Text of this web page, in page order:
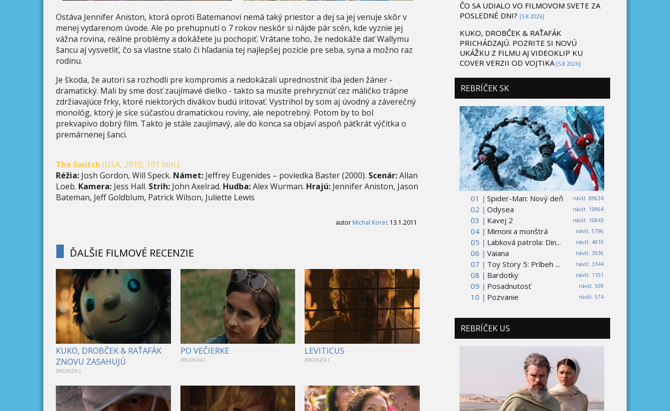
Ostáva Jennifer Aniston, ktorá oproti Batemanovi nemá taký priestor a dej sa jej venuje skôr v
menej vydarenom úvode. Ale po prehupnutí o 7 rokov neskôr si nájde pár scén, kde vyznie jej
vážna rovina, reálne problémy a dokážete ju pochopiť. Vrátane toho, že nedokáže dať Wallymu
šancu aj vysvetliť, čo sa vlastne stalo či hľadania tej najlepšej pozície pre seba, syna a možno raz
rodinu.
Je škoda, že autori sa rozhodli pre kompromis a nedokázali uprednostniť iba jeden žáner -
dramatický. Mali by sme dosť zaujímavé dielko - takto sa musíte prehryznúť cez máličko trápne
zdržiavajúce frky, ktoré niektorých divákov budú iritovať. Vystrihol by som aj úvodný a záverečný
monológ, ktorý je síce súčasťou dramatickou roviny, ale nepotrebný. Potom by to bol
prekvapivo dobrý film. Takto je stále zaujímavý, ale do konca sa objaví aspoň päťkrát výčitka o
premárnenej šanci.
The Switch (USA, 2010, 101 min.)
Réžia: Josh Gordon, Will Speck. Námet: Jeffrey Eugenides – poviedka Baster (2000). Scenár:Allan
Loeb. Kamera: Jess Hall. Strih: John Axelrad. Hudba:Alex Wurman. Hrajú: Jennifer Aniston, Jason
Bateman, Jeff Goldblum, Patrick Wilson, Juliette Lewis
autor Michal Korec 13.1.2011
ĎALŠIE FILMOVÉ RECENZIE
KUKO, DROBČEK & RAŤAFÁK
ZNOVU ZASAHUJÚ
[RECENZIA ]
PO VEČIERKE
[RECENZIA ]
LEVITICUS
[RECENZIA ]
ČO SA UDIALO VO FILMOVOM SVETE ZA
POSLEDNÉ DNI? [5.8 2026]
KUKO, DROBČEK & RAŤAFÁK
PRICHÁDZAJÚ. POZRITE SI NOVÚ
UKÁŽKU Z FILMU AJ VIDEOKLIP KU
COVER VERZII OD VOJTIKA [5.8 2026]
REBRÍČEK SK
01 | návšt. 89634
Spider-Man: Nový deň
02 |
návšt. 19964
Odysea
03 |
návšt. 16843
Kavej 2
04 |
návšt. 5796
Mimoni a monštrá
05 |
návšt. 4910
Labková patrola: Din...
06 |
návšt. 3936
Vaiana
07 |
návšt. 3344
Toy Story 5: Príbeh ...
08 |
návšt. 1101
Bardotky
09 |
návšt. 509
Posadnutosť
10 |
návšt. 574
Pozvanie
REBRÍČEK US